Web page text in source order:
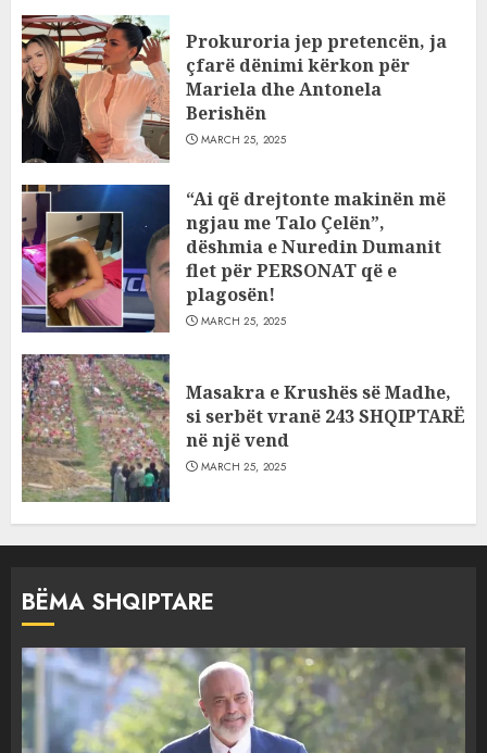
Prokuroria jep pretencën, ja
çfarë dënimi kërkon për
Mariela dhe Antonela
Berishën
MARCH 25, 2025
“Ai që drejtonte makinën më
ngjau me Talo Çelën”,
dëshmia e Nuredin Dumanit
flet për PERSONAT që e
plagosën!
MARCH 25, 2025
Masakra e Krushës së Madhe,
si serbët vranë 243 SHQIPTARË
në një vend
MARCH 25, 2025
BËMA SHQIPTARE